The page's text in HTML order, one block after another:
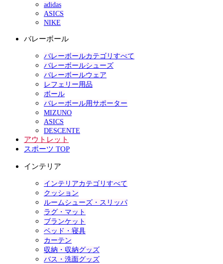
adidas
ASICS
NIKE
バレーボール
バレーボールカテゴリすべて
バレーボールシューズ
バレーボールウェア
レフェリー用品
ボール
バレーボール用サポーター
MIZUNO
ASICS
DESCENTE
アウトレット
スポーツ TOP
インテリア
インテリアカテゴリすべて
クッション
ルームシューズ・スリッパ
ラグ・マット
ブランケット
ベッド・寝具
カーテン
収納・収納グッズ
バス・洗面グッズ